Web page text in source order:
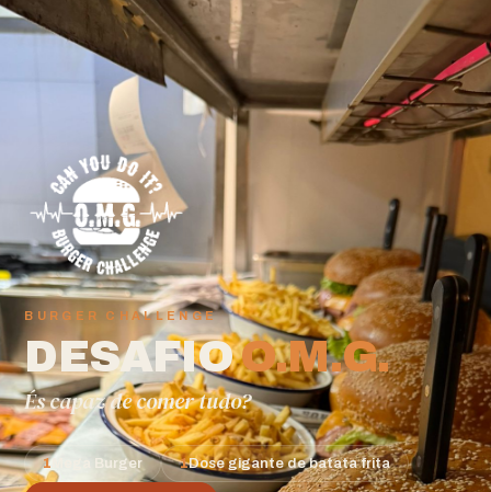
BURGER CHALLENGE
DESAFIOO.M.G.
És capaz de comer tudo?
1 Mega Burger 1Dose gigante de batata frita